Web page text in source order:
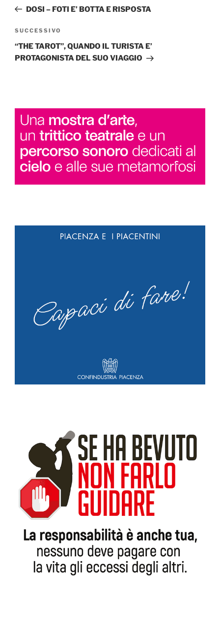
precedente:
DOSI – FOTI E’ BOTTA E RISPOSTA
Articolo
successivo
SUCCESSIVO
“THE TAROT”, QUANDO IL TURISTA E’
PROTAGONISTA DEL SUO VIAGGIO